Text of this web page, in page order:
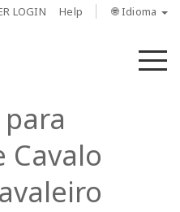
LOGIN Help 🌐 Idioma
Cavalo